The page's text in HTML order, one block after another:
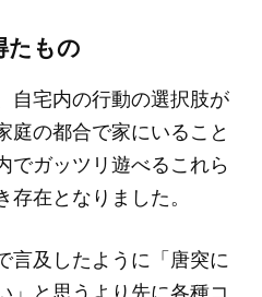
たもの
自宅内の行動の選択肢が
庭の都合で家にいること
でガッツリ遊べるこれら
存在となりました。
言及したように「唐突に
」と思うより先に各種コ